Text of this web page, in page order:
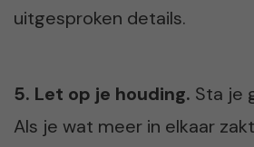
uitgesproken details.
5. Let op je houding. Sta je
Als je wat meer in elkaar